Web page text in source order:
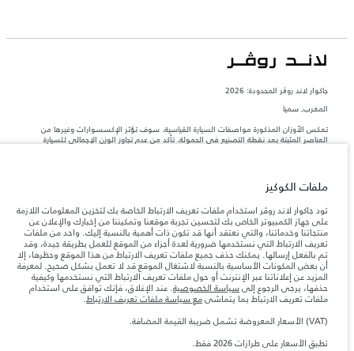
جاكوار لاند روڨر المحدودة: 2026
المغرب, سميا
تعكس الأوزان المذكورة مواصفات السيارة القياسية. سوف تؤثر الإكسسوارات وغيرها من
العناصر المثبتة بعد نقطة التصنيع في الحمولة. تأكد من عدم تجاوز الوزن الإجمالي للسيارة
المعلومات والمواصفات والأسعار والألوان المذكورة على هذا الموقع قد تختلف من بلد إلى
آخر، كما أنّها قد تتغير بدون إشعار مسبق. الرجاء التواصل مع وكيلنا المحلي للتأكد من توفّرها
والتحقق من الأسعار.
ملاحظة مهمة حول الصور والمواصفات.إن النقص العالمي في أشباه الموصلات يؤثر حاليًا
في مواصفات تصميم السيارات وتوفر الخيارات وتوقيتات التصاميم. هذا ظرف ديناميكي
للغاية، ونتيجة لذلك، قد لا تمثّل الصور المستخدَمة ضمن موقع الويب حاليًا المواصفات الحالية
بالكامل بالنسبة إلى الميزات والخيارات والحلية ومجموعات الألوان. يرجى استشارة وكيلك الذي
سيتمكّن من تأكيد أي تقييدات حالية معك للسماح لك باتخاذ قرار مدروس
الأرقام المقدمة هي نتيجة لاختبارات المصنع الرسمية وفقاً لتشريعات الاتحاد الأوروبي. قد
يتباين استهلك الوقود الفعلي للمركبة عن ذلك المتحقق في تلك الاختبارات كما أن هذه
الأرقام بغرض المقارنة فحسب.
تطبالأسعار تنطبق فقط على الطرازات المصنعة في عام 2026.
ملفات الكوكيز
تود جاكوار لاند روڤر استخدام ملفات تعريف الارتباط الخاصة بك لتخزين المعلومات اللازمة
على جهاز الكمبيوتر الخاص بك لتحسين تجربة موقعنا وتمكيننا من إخبارك والإعلان عن
منتجاتنا وخدماتنا، والتي نعتقد أنها قد تكون ذات أهمية بالنسبة إليك. واحد من ملفات
تعريف الارتباط التي نستخدمها ضرورية لعدة أجزاء من الموقع للعمل بطريقة جيدة، وقد
تم بالفعل إرسالها. يمكنك حذف جميع ملفات تعريف الارتباط من هذا الموقع وحظرها، إلا
أن بعض المكونات الأساسية بالنسبة لاشتغال الموقع قد لا تعمل بشكل صحيح. لمعرفة
المزيد عن إعلاناتنا عبر الإنترنت أو حول ملفات تعريف الارتباط التي نستخدمها وكيفية
حذفها، يرجى الرجوع إلى سياسة الخصوصية. عند الإغلاق، فإنك توافق على استخدام
ملفات تعريف الارتباط بما يتماشىمع سياسة ملفات تعريف الارتباط.
(VAT) الأسعار المعروضة تشمل ضريبة القيمة المضافة.
تطبق الأسعار على طرازات 2026 فقط.